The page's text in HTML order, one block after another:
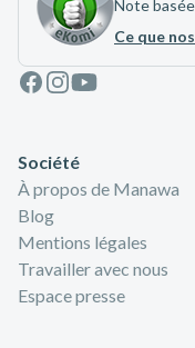
Note
Ce que
Facebook
Instagram
Youtube
Société
À propos de Manawa
Blog
Mentions légales
Travailler avec nous
Espace presse